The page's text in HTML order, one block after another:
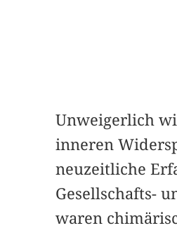
Unweigerlich
inneren
neuzeitliche
Gesellschafts-
waren